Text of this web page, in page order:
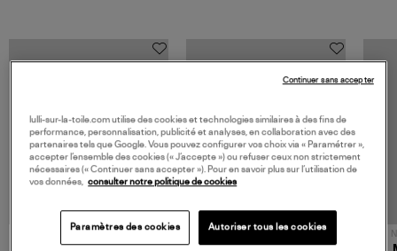
lulli-sur-la-toile.com utilise des cookies et technologies similaires à des fins de
performance, personnalisation, publicité et analyses, en collaboration avec des
partenaires tels que Google. Vous pouvez configurer vos choix via « Paramétrer »,
accepter l’ensemble des cookies (« J’accepte ») ou refuser ceux non strictement
nécessaires (« Continuer sans accepter »). Pour en savoir plus sur l’utilisation de
vos données, consulter notre politique de cookies
Paramètres des cookies Autoriser tous les cookies
Continuer sans accepter